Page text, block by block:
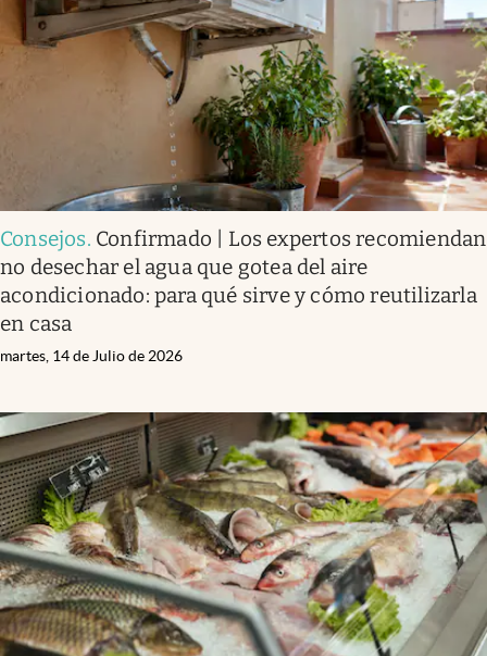
Consejos. Confirmado | Los expertos recomiendan
no desechar el agua que gotea del aire
acondicionado: para qué sirve y cómo reutilizarla
en casa
martes, 14 de Julio de 2026